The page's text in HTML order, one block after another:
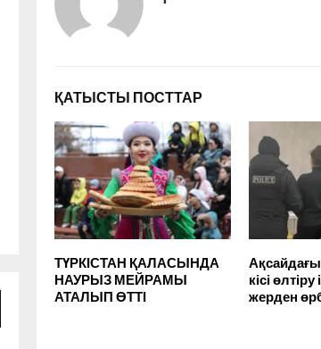
ҚАТЫСТЫ ПОСТТАР
ТҮРКІСТАН ҚАЛАСЫНДА
НАУРЫЗ МЕЙРАМЫ
АТАЛЫП ӨТТІ
кісі өлтіру
жерден